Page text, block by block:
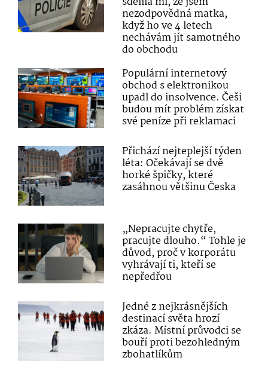
nezodpovědná matka,
když ho ve 4 letech
nechávám jít samotného
do obchodu
Populární internetový
obchod s elektronikou
upadl do insolvence. Češi
budou mít problém získat
své peníze při reklamaci
Přichází nejteplejší týden
léta: Očekávají se dvě
horké špičky, které
zasáhnou většinu Česka
„Nepracujte chytře,
pracujte dlouho.“ Tohle je
důvod, proč v korporátu
vyhrávají ti, kteří se
nepředřou
Jedné z nejkrásnějších
destinací světa hrozí
zkáza. Místní průvodci se
bouří proti bezohledným
zbohatlíkům